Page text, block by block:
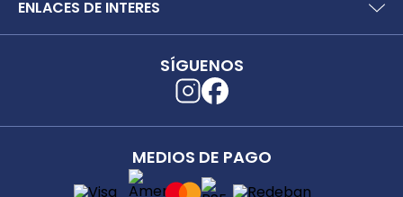
Preguntas frecuentes
Políticas y términos de uso
Términos y condiciones puntos saludables
Separata digital
ENLACES DE INTERES
Secretaría de Salud de Antioquia
Unidrogas S.A.S.
SÍGUENOS
MEDIOS DE PAGO